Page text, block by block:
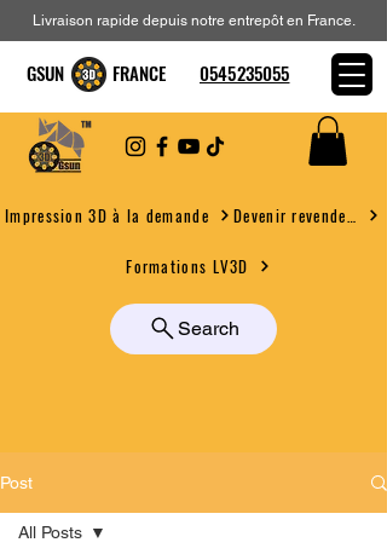
Impression 3D à la demande
Formations LV3D
Search
Livraison rapide depuis notre entrepôt en France.
GSUN FRANCE 0545235055
Post
All Posts